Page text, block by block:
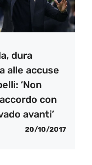
dura
alle accuse
‘Non
con
avanti’
20/10/2017